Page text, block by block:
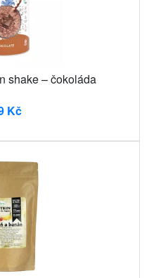
shake – čokoláda
Kč